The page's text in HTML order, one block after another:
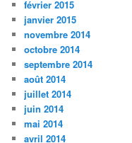
février 2015
janvier 2015
novembre 2014
octobre 2014
septembre 2014
août 2014
juillet 2014
juin 2014
mai 2014
avril 2014